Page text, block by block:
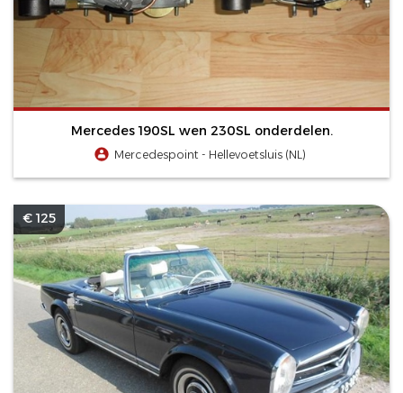
Mercedes 190SL wen 230SL onderdelen.
Mercedespoint - Hellevoetsluis (NL)
€ 125